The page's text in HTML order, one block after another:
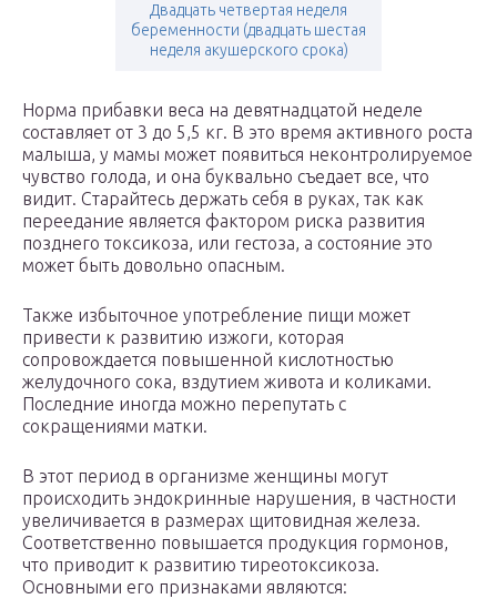
Двадцать четвертая неделя
беременности (двадцать шестая
неделя акушерского срока)
Норма прибавки веса на девятнадцатой неделе
составляет от 3 до 5,5 кг. В это время активного роста
малыша, у мамы может появиться неконтролируемое
чувство голода, и она буквально съедает все, что
видит. Старайтесь держать себя в руках, так как
переедание является фактором риска развития
позднего токсикоза, или гестоза, а состояние это
может быть довольно опасным.
Также избыточное употребление пищи может
привести к развитию изжоги, которая
сопровождается повышенной кислотностью
желудочного сока, вздутием живота и коликами.
Последние иногда можно перепутать с
сокращениями матки.
В этот период в организме женщины могут
происходить эндокринные нарушения, в частности
увеличивается в размерах щитовидная железа.
Соответственно повышается продукция гормонов,
что приводит к развитию тиреотоксикоза.
Основными его признаками являются: